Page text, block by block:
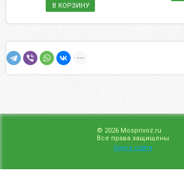
В КОРЗИНУ
© 2026 Mosprivoz.ru
Все права защищены
Карта сайта